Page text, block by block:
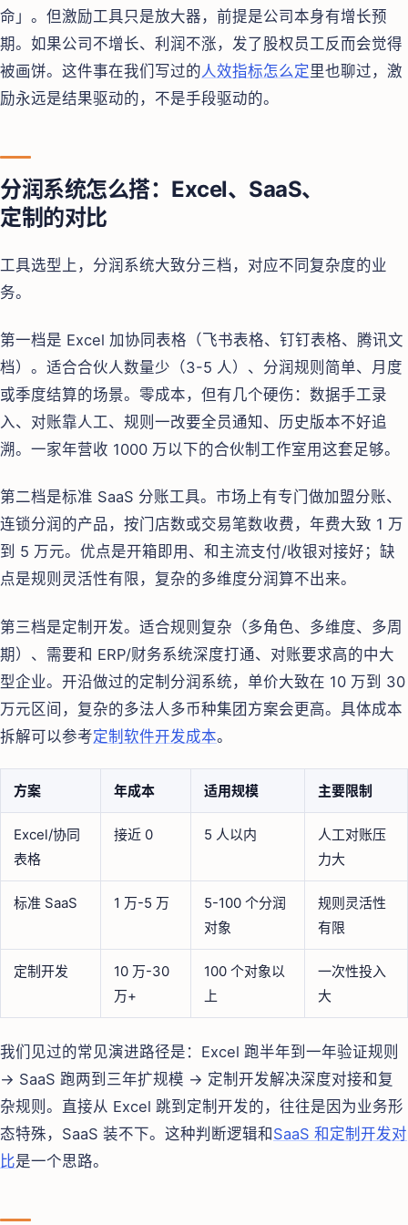
命」。但激励工具只是放大器，前提是公司本身有增长预
期。如果公司不增长、利润不涨，发了股权员工反而会觉得
被画饼。这件事在我们写过的人效指标怎么定里也聊过，激
励永远是结果驱动的，不是手段驱动的。
分润系统怎么搭：Excel、SaaS、
定制的对比
工具选型上，分润系统大致分三档，对应不同复杂度的业
务。
第一档是 Excel 加协同表格（飞书表格、钉钉表格、腾讯文
档）。适合合伙人数量少（3-5 人）、分润规则简单、月度
或季度结算的场景。零成本，但有几个硬伤：数据手工录
入、对账靠人工、规则一改要全员通知、历史版本不好追
溯。一家年营收 1000 万以下的合伙制工作室用这套足够。
第二档是标准 SaaS 分账工具。市场上有专门做加盟分账、
连锁分润的产品，按门店数或交易笔数收费，年费大致 1 万
到 5 万元。优点是开箱即用、和主流支付/收银对接好；缺
点是规则灵活性有限，复杂的多维度分润算不出来。
第三档是定制开发。适合规则复杂（多角色、多维度、多周
期）、需要和 ERP/财务系统深度打通、对账要求高的中大
型企业。开沿做过的定制分润系统，单价大致在 10 万到 30
万元区间，复杂的多法人多币种集团方案会更高。具体成本
拆解可以参考定制软件开发成本。
方案 年成本 适用规模 主要限制
Excel/协同
表格
接近 0 5 人以内
人工对账压
力大
标准 SaaS 1 万-5 万
5-100 个分润
对象
规则灵活性
有限
定制开发
10 万-30
万+
100 个对象以
上
一次性投入
大
我们见过的常见演进路径是：Excel 跑半年到一年验证规则
→ SaaS 跑两到三年扩规模 → 定制开发解决深度对接和复
杂规则。直接从 Excel 跳到定制开发的，往往是因为业务形
态特殊，SaaS 装不下。这种判断逻辑和 SaaS 和定制开发对
比是一个思路。